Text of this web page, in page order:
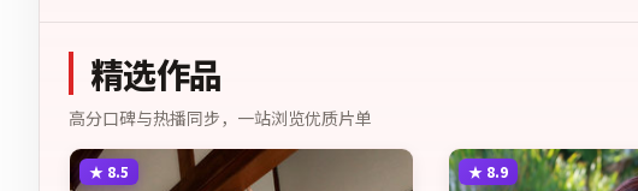
精选作品
高分口碑与热播同步，一站浏览优质片单
★ 8.5 ★ 8.9